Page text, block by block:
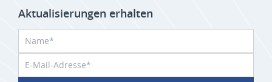
Aktualisierungen erhalten